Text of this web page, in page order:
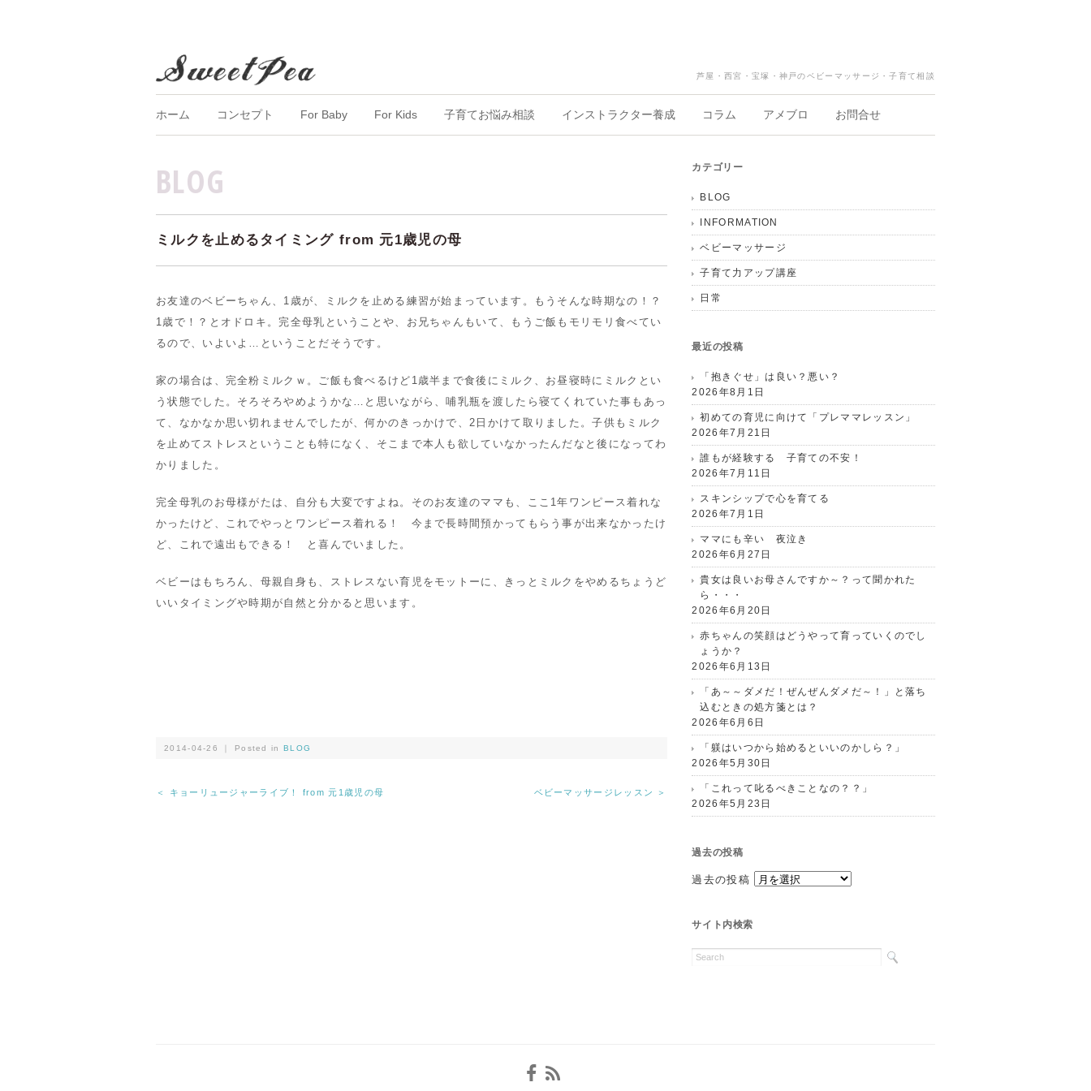
芦屋・西宮・宝塚・神戸のベビーマッサージ・子育て相談
ホーム コンセプト For Baby For Kids 子育てお悩み相談 インストラクター養成 コラム アメブロ お問合せ
BLOG
ミルクを止めるタイミング from 元1歳児の母
お友達のベビーちゃん、1歳が、ミルクを止める練習が始まっています。もうそんな時期なの！？
1歳で！？とオドロキ。完全母乳ということや、お兄ちゃんもいて、もうご飯もモリモリ食べてい
るので、いよいよ…ということだそうです。
家の場合は、完全粉ミルクｗ。ご飯も食べるけど1歳半まで食後にミルク、お昼寝時にミルクとい
う状態でした。そろそろやめようかな…と思いながら、哺乳瓶を渡したら寝てくれていた事もあっ
て、なかなか思い切れませんでしたが、何かのきっかけで、2日かけて取りました。子供もミルク
を止めてストレスということも特になく、そこまで本人も欲していなかったんだなと後になってわ
かりました。
完全母乳のお母様がたは、自分も大変ですよね。そのお友達のママも、ここ1年ワンピース着れな
かったけど、これでやっとワンピース着れる！ 今まで長時間預かってもらう事が出来なかったけ
ど、これで遠出もできる！ と喜んでいました。
ベビーはもちろん、母親自身も、ストレスない育児をモットーに、きっとミルクをやめるちょうど
いいタイミングや時期が自然と分かると思います。
2014-04-26 ｜ Posted in BLOG
＜ キョーリュージャーライブ！ from 元1歳児の母 ベビーマッサージレッスン ＞
カテゴリー
BLOG
INFORMATION
ベビーマッサージ
子育て力アップ講座
日常
最近の投稿
「抱きぐせ」は良い？悪い？
2026年8月1日
初めての育児に向けて「プレママレッスン」
2026年7月21日
誰もが経験する 子育ての不安！
2026年7月11日
スキンシップで心を育てる
2026年7月1日
ママにも辛い 夜泣き
2026年6月27日
貴女は良いお母さんですか～？って聞かれた
ら・・・
2026年6月20日
赤ちゃんの笑顔はどうやって育っていくのでし
ょうか？
2026年6月13日
「あ～～ダメだ！ぜんぜんダメだ～！」と落ち
込むときの処方箋とは？
2026年6月6日
「躾はいつから始めるといいのかしら？」
2026年5月30日
「これって叱るべきことなの？？」
2026年5月23日
過去の投稿
過去の投稿
サイト内検索